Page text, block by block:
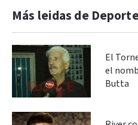
Más leidas de
El
el
Butta